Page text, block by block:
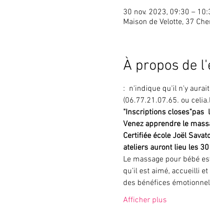
30 nov. 2023, 09:30 –
Maison de Velotte, 37
À propos de
: n'indique qu'il n'y
(06.77.21.07.65. ou
"Inscriptions closes"pas
Venez apprendre le
Certifiée école Joël
ateliers auront lieu les
Le massage pour bébé
qu’il est aimé, accueilli
des bénéfices
Afficher plus